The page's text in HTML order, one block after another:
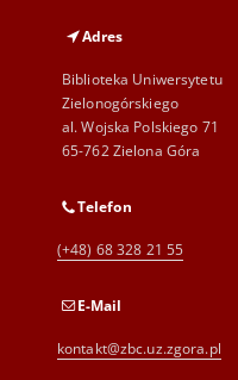
Adres
Biblioteka Uniwersytetu
Zielonogórskiego
al. Wojska Polskiego 71
65-762 Zielona Góra
Telefon
(+48) 68 328 21 55
E-Mail
kontakt@zbc.uz.zgora.pl